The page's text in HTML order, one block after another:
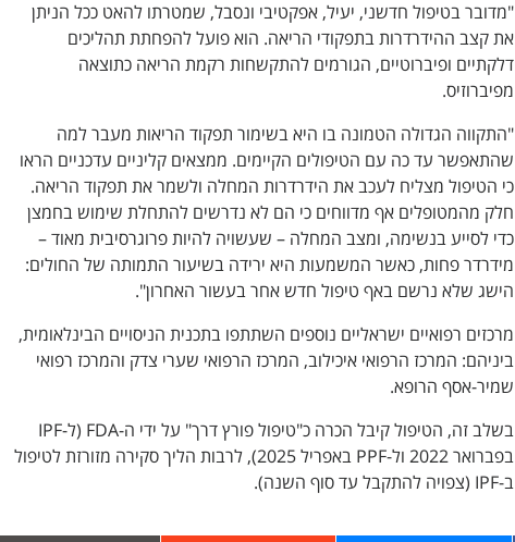
"מדובר בטיפול חדשני, יעיל, אפקטיבי ונסבל, שמטרתו להאט ככל הניתן
את קצב ההידרדרות בתפקודי הריאה. הוא פועל להפחתת תהליכים
דלקתיים ופיברוטיים, הגורמים להתקשחות רקמת הריאה כתוצאה
מפיברוזיס.
"התקווה הגדולה הטמונה בו היא בשימור תפקוד הריאות מעבר למה
שהתאפשר עד כה עם הטיפולים הקיימים. ממצאים קליניים עדכניים הראו
כי הטיפול מצליח לעכב את הידרדרות המחלה ולשמר את תפקוד הריאה.
חלק מהמטופלים אף מדווחים כי הם לא נדרשים להתחלת שימוש בחמצן
כדי לסייע בנשימה, ומצב המחלה – שעשויה להיות פרוגרסיבית מאוד –
מידרדר פחות, כאשר המשמעות היא ירידה בשיעור התמותה של החולים:
הישג שלא נרשם באף טיפול חדש אחר בעשור האחרון".
מרכזים רפואיים ישראליים נוספים השתתפו בתכנית הניסויים הבינלאומית,
ביניהם: המרכז הרפואי איכילוב, המרכז הרפואי שערי צדק והמרכז רפואי
שמיר-אסף הרופא.
בשלב זה, הטיפול קיבל הכרה כ"טיפול פורץ דרך" על ידי ה-FDA (ל-IPF
בפברואר 2022 ול-PPF באפריל 2025), לרבות הליך סקירה מזורזת לטיפול
ב-IPF (צפויה להתקבל עד סוף השנה).